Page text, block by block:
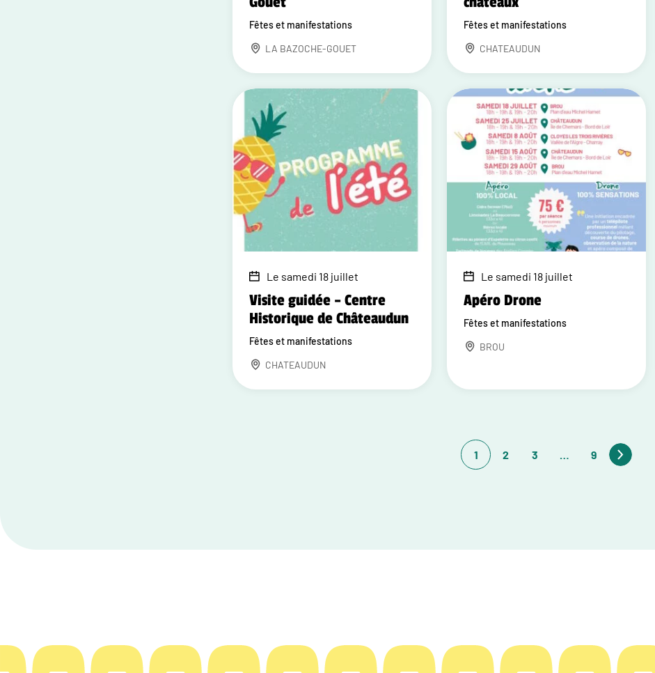
Fêtes et manifestations
LA BAZOCHE-GOUET
Fêtes et manifestations
CHATEAUDUN
Le samedi 18 juillet
Visite guidée – Centre
Historique de Châteaudun
Fêtes et manifestations
CHATEAUDUN
Le samedi 18 juillet
Apéro Drone
Fêtes et manifestations
BROU
1 2 3 9